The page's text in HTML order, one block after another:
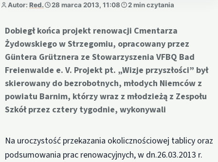
Autor: Red. 28 marca 2013, 11:08 2 min czytania
Dobiegł końca projekt renowacji Cmentarza
Żydowskiego w Strzegomiu, opracowany przez
Güntera Grütznera ze Stowarzyszenia VFBQ Bad
Freienwalde e. V. Projekt pt. „Wizje przyszłości” był
skierowany do bezrobotnych, młodych Niemców z
powiatu Barnim, którzy wraz z młodzieżą z Zespołu
Szkół przez cztery tygodnie, wykonywali
Na uroczystość przekazania okolicznościowej tablicy oraz
podsumowania prac renowacyjnych, w dn.26.03.2013 r.